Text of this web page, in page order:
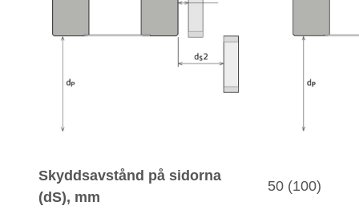
Skyddsavstånd på sidorna
(dS), mm
50 (100)